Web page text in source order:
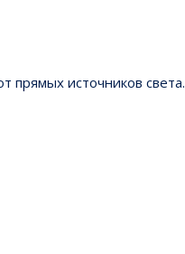
прямых источников света.